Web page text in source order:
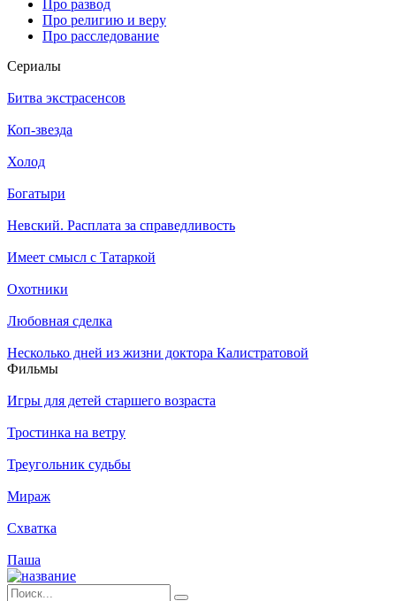
Про развод
Про религию и веру
Про расследование
Се­риа­лы
Битва экстрасенсов
Коп-звезда
Холод
Богатыри
Невский. Расплата за справедливость
Имеет смысл с Татаркой
Охотники
Любовная сделка
Несколько дней из жизни доктора Калистратовой
Филь­мы
Игры для детей старшего возраста
Тростинка на ветру
Треугольник судьбы
Мираж
Схватка
Паша